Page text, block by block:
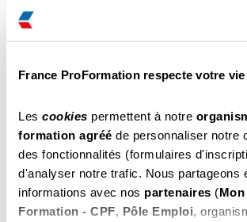
France ProFormation respecte votre
Les cookies permettent à notre
formation agréé de personnaliser notre
des fonctionnalités (formulaires
d'analyser notre trafic. Nous partageons
informations avec nos partenaires (
Formation - CPF
Pôle Emploi ,
Vichy
Il reste des places
Inscription par tél au
04 22 59 60 70
du 02 au 04 Novembre 2026